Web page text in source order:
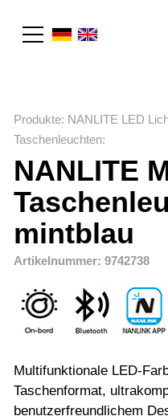
Produkte: NANLITE LED
Taschenleuchten:
NANLITE
mintblau
Artikelnummer: 9742738
Multifunktionale LED-
Taschenformat,
benutzerfreundlichem